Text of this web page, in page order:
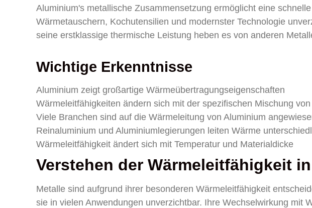
Aluminium's metallische Zusammensetzung ermöglicht eine
Wärmetauschern, Kochutensilien und modernster Technologie
seine erstklassige thermische Leistung heben es von anderen
Wichtige Erkenntnisse
Aluminium zeigt großartige Wärmeübertragungseigenschaften
Wärmeleitfähigkeiten ändern sich mit der spezifischen Mischung
Viele Branchen sind auf die Wärmeleitung von Aluminium
Reinaluminium und Aluminiumlegierungen leiten Wärme
Wärmeleitfähigkeit ändert sich mit Temperatur und Materialdicke
Verstehen der Wärmeleitfähigkeit
Metalle sind aufgrund ihrer besonderen Wärmeleitfähigkeit
sie in vielen Anwendungen unverzichtbar. Ihre Wechselwirkung mit